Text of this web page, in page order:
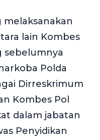
melaksanakan
lain Kombes
sebelumnya
Polda
Dirreskrimum
Kombes Pol
dalam jabatan
Penyidikan